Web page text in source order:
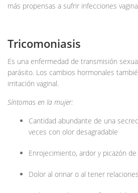
más propensas a sufrir infecciones
Tricomoniasis
Es una enfermedad de transmisión
parásito. Los cambios hormonales
irritación vaginal.
Síntomas en la mujer:
Cantidad abundante de una
veces con olor desagradable
Enrojecimiento, ardor y picazón
Dolor al orinar o al tener